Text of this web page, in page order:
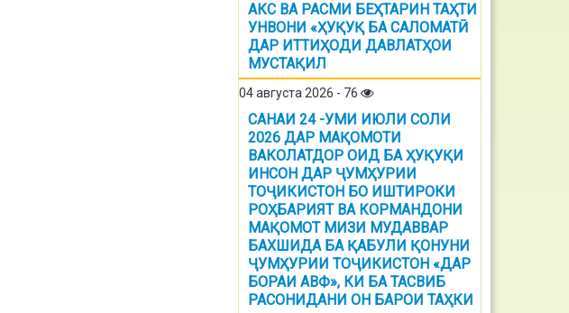
АКС ВА РАСМИ БЕҲТАРИН ТАҲТИ
УНВОНИ «ҲУҚУҚ БА САЛОМАТӢ
ДАР ИТТИҲОДИ ДАВЛАТҲОИ
МУСТАҚИЛ
04 августа 2026 - 76
САНАИ 24 -УМИ ИЮЛИ СОЛИ
2026 ДАР МАҚОМОТИ
ВАКОЛАТДОР ОИД БА ҲУҚУҚИ
ИНСОН ДАР ҶУМҲУРИИ
ТОҶИКИСТОН БО ИШТИРОКИ
РОҲБАРИЯТ ВА КОРМАНДОНИ
МАҚОМОТ МИЗИ МУДАВВАР
БАХШИДА БА ҚАБУЛИ ҚОНУНИ
ҶУМҲУРИИ ТОҶИКИСТОН «ДАР
БОРАИ АВФ», КИ БА ТАСВИБ
РАСОНИДАНИ ОН БАРОИ ТАҲКИ